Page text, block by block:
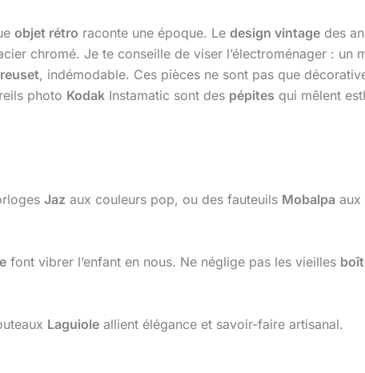
objet rétro raconte une époque. Le design vintage des
chromé. Je te conseille de viser l’électroménager : un
, indémodable. Ces pièces ne sont pas que
photo Kodak Instamatic sont des pépites qui mêlent
Jaz aux couleurs pop, ou des fauteuils Mobalpa aux
font vibrer l’enfant en nous. Ne néglige pas les vieilles
Laguiole allient élégance et savoir-faire artisanal.